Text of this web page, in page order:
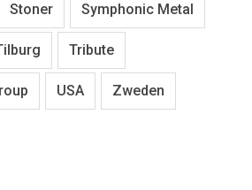
Stoner Symphonic Metal
Tribute
USA Zweden